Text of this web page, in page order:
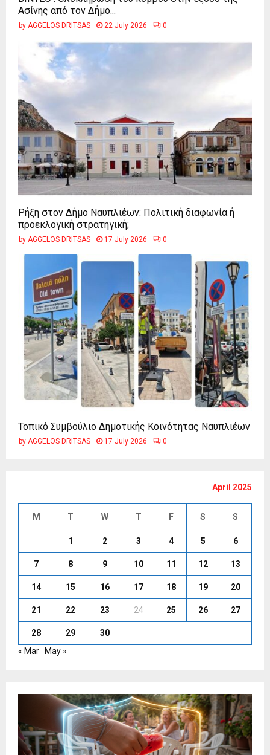
Ασίνης από τον Δήμο...
by AGGELOS DRITSAS 22 July 2026 0
Ρήξη στον Δήμο Ναυπλιέων: Πολιτική διαφωνία ή
προεκλογική στρατηγική;
by AGGELOS DRITSAS 17 July 2026 0
Τοπικό Συμβούλιο Δημοτικής Κοινότητας Ναυπλιέων
by AGGELOS DRITSAS 17 July 2026 0
April 2025
M T W T F S S
1 2 3 4 5 6
7 8 9 10 11 12 13
14 15 16 17 18 19 20
21 22 23 24 25 26 27
28 29
30
« Mar
May »